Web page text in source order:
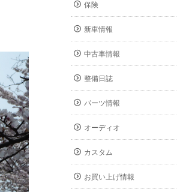
保険
新車情報
中古車情報
整備日誌
パーツ情報
オーディオ
カスタム
お買い上げ情報